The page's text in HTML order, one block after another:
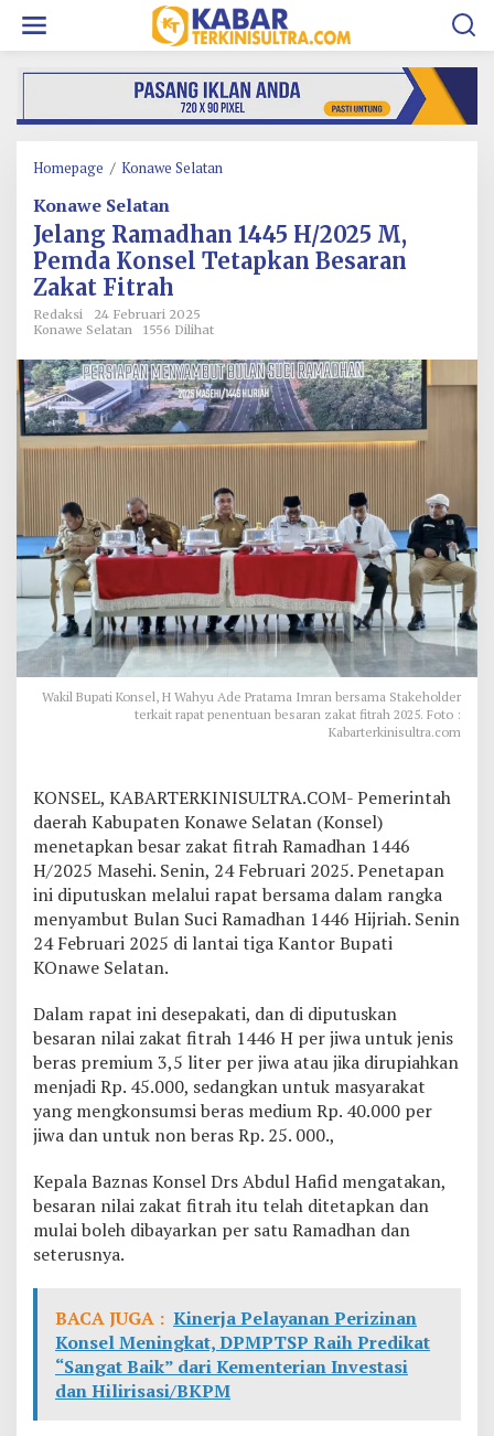
w
Homepage / Konawe Selatan
a
n
g
d
h
a
n
1
4
5
H
/
2
0
2
5
M
e
m
o
n
s
e
T
e
t
a
n
B
e
a
r
n
Z
k
i
t
r
a
h
Konawe Selatan
Jelang Ramadhan 1445 H/2025 M,
Pemda Konsel Tetapkan Besaran
Zakat Fitrah
Redaksi
24 Februari 2025
Konawe Selatan
1556 Dilihat
Wakil Bupati Konsel, H Wahyu Ade Pratama Imran bersama Stakeholder
terkait rapat penentuan besaran zakat fitrah 2025. Foto :
Kabarterkinisultra.com
KONSEL, KABARTERKINISULTRA.COM- Pemerintah
daerah Kabupaten Konawe Selatan (Konsel)
menetapkan besar zakat fitrah Ramadhan 1446
H/2025 Masehi. Senin, 24 Februari 2025. Penetapan
ini diputuskan melalui rapat bersama dalam rangka
menyambut Bulan Suci Ramadhan 1446 Hijriah. Senin
24 Februari 2025 di lantai tiga Kantor Bupati
KOnawe Selatan.
Dalam rapat ini desepakati, dan di diputuskan
besaran nilai zakat fitrah 1446 H per jiwa untuk jenis
beras premium 3,5 liter per jiwa atau jika dirupiahkan
menjadi Rp. 45.000, sedangkan untuk masyarakat
yang mengkonsumsi beras medium Rp. 40.000 per
jiwa dan untuk non beras Rp. 25. 000.,
Kepala Baznas Konsel Drs Abdul Hafid mengatakan,
besaran nilai zakat fitrah itu telah ditetapkan dan
mulai boleh dibayarkan per satu Ramadhan dan
seterusnya.
BACA JUGA : Kinerja Pelayanan Perizinan
Konsel Meningkat, DPMPTSP Raih Predikat
“Sangat Baik” dari Kementerian Investasi
dan Hilirisasi/BKPM